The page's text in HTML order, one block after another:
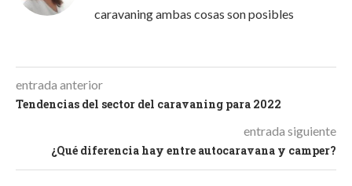
caravaning ambas cosas son posibles
entrada anterior
Tendencias del sector del caravaning para 2022
entrada siguiente
¿Qué diferencia hay entre autocaravana y camper?